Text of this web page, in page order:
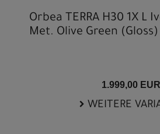
Orbea TERRA H30 1X L
Met. Olive Green (Gloss)
1.999,00 EUR
WEITERE